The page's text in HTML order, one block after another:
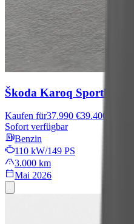
Škoda Karoq Sportline
Kaufen für37.990 €39.400 €
Sofort verfügbar
Benzin
110 kW/149 PS
3.000 km
Mai 2026